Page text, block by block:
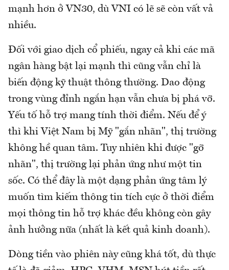
mạnh hơn ở VN30, dù VNI có lẽ sẽ còn vất vả
nhiều.
Đối với giao dịch cổ phiếu, ngay cả khi các mã
ngân hàng bật lại mạnh thì cũng vẫn chỉ là
biến động kỹ thuật thông thường. Dao động
trong vùng đỉnh ngắn hạn vẫn chưa bị phá vỡ.
Yếu tố hỗ trợ mang tính thời điểm. Nếu để ý
thì khi Việt Nam bị Mỹ "gắn nhãn", thị trường
không hề quan tâm. Tuy nhiên khi được "gỡ
nhãn", thị trường lại phản ứng như một tin
sốc. Có thể đây là một dạng phản ứng tâm lý
muốn tìm kiếm thông tin tích cực ở thời điểm
mọi thông tin hỗ trợ khác đều không còn gây
ảnh hưởng nữa (nhất là kết quả kinh doanh).
Dòng tiền vào phiên này cũng khá tốt, dù thực